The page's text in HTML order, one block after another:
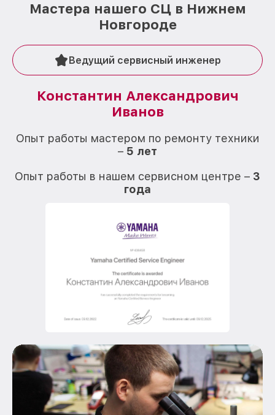
Мастера нашего СЦ в Нижнем
Новгороде
Ведущий сервисный инженер
Константин Александрович
Иванов
Опыт работы мастером по ремонту техники
– 5 лет
Опыт работы в нашем сервисном центре – 3
года